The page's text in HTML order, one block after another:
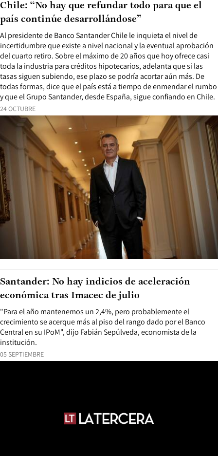
24 OCTUBRE
Al presidente de Banco Santander Chile le inquieta el nivel de
incertidumbre que existe a nivel nacional y la eventual aprobación
del cuarto retiro. Sobre el máximo de 20 años que hoy ofrece casi
toda la industria para créditos hipotecarios, adelanta que si las
tasas siguen subiendo, ese plazo se podría acortar aún más. De
todas formas, dice que el país está a tiempo de enmendar el rumbo
y que el Grupo Santander, desde España, sigue confiando en Chile.
Chile: “No hay que refundar todo para que el
país continúe desarrollándose”
05 SEPTIEMBRE
"Para el año mantenemos un 2,4%, pero probablemente el
crecimiento se acerque más al piso del rango dado por el Banco
Central en su IPoM", dijo Fabián Sepúlveda, economista de la
institución.
Santander: No hay indicios de aceleración
económica tras Imacec de julio